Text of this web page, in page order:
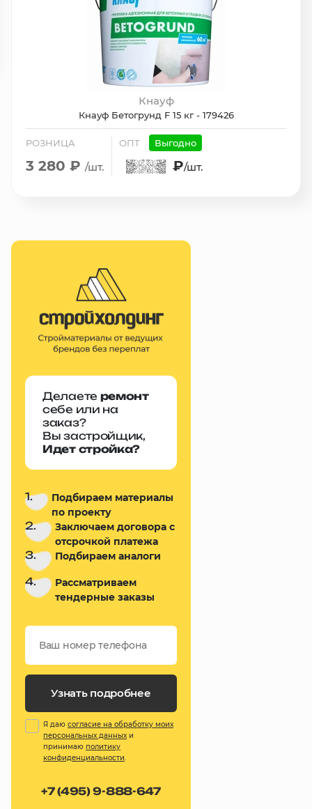
Кнауф
Кнауф Бетогрунд F 15 кг - 179426
РОЗНИЦА
3 280 ₽ /шт.
ОПТ Выгодно
₽/шт.
Делаете ремонт
себе или на
заказ?
Вы застройщик,
Идет стройка?
1.
Подбираем материалы
по проекту
2.
Заключаем договора с
отсрочкой платежа
3. Подбираем аналоги
4.
Рассматриваем
тендерные заказы
Узнать подробнее
Я даю согласие на обработку моих
персональных данных и
принимаю политику
конфиденциальности.
+7 (495) 9-888-647